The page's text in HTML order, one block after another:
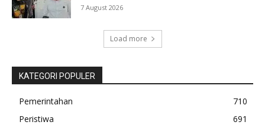
7 August 2026
Load more
KATEGORI POPULER
Pemerintahan
710
Peristiwa
691